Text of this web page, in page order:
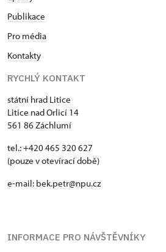
Publikace
Pro média
Kontakty
RYCHLÝ KONTAKT
státní hrad Litice
Litice nad Orlicí 14
561 86 Záchlumí
tel.: +420 465 320 627
(pouze v otevírací době)
e-mail: bek.petr@npu.cz
INFORMACE PRO NÁVŠTĚVNÍKY